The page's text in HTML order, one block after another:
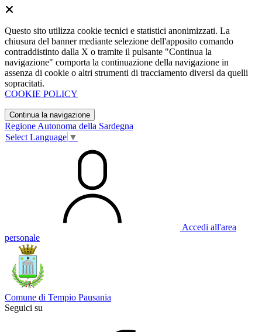
Questo sito utilizza cookie tecnici e statistici anonimizzati. La
chiusura del banner mediante selezione dell'apposito comando
contraddistinto dalla X o tramite il pulsante "Continua la
navigazione" comporta la continuazione della navigazione in
assenza di cookie o altri strumenti di tracciamento diversi da quelli
sopracitati.
COOKIE POLICY
Continua la navigazione
Regione Autonoma della Sardegna
Select Language ▼
Accedi all'area
personale
Comune di Tempio Pausania
Seguici su